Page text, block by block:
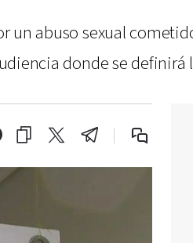
abuso sexual
donde se definirá